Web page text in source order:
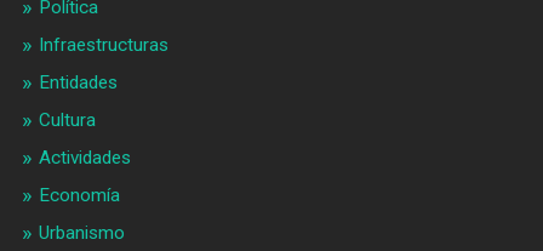
Política
Infraestructuras
Entidades
Cultura
Actividades
Economía
Urbanismo